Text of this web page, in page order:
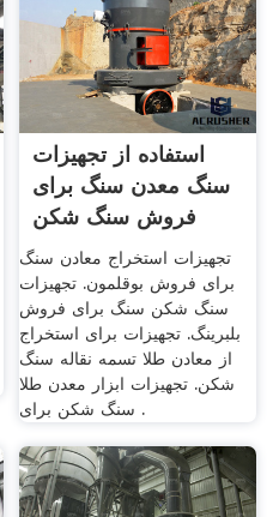
استفاده از تجهیزات
سنگ معدن سنگ برای
فروش سنگ شکن
اندونزی
تجهیزات استخراج معادن سنگ
برای فروش بوقلمون. تجهیزات
سنگ شکن سنگ برای فروش
بلبرینگ. تجهیزات برای استخراج
از معادن طلا تسمه نقاله سنگ
شکن. تجهیزات ابزار معدن طلا
سنگ شکن برای .